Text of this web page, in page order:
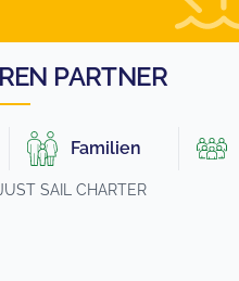
PARTNER
Familien
SAIL CHARTER